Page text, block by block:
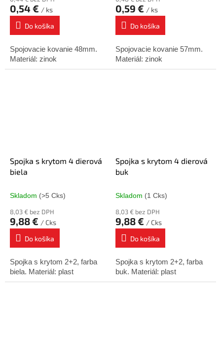
0,54 € / ks
Do košíka
Spojovacie kovanie 48mm.
Materiál: zinok
0,59 € / ks
Do košíka
Spojovacie kovanie 57mm.
Materiál: zinok
Spojka s krytom 4 dierová
biela
Skladom (>5 Cks)
8,03 € bez DPH
9,88 € / Cks
Do košíka
Spojka s krytom 2+2, farba
biela. Materiál: plast
Spojka s krytom 4 dierová
buk
Skladom (1 Cks)
8,03 € bez DPH
9,88 € / Cks
Do košíka
Spojka s krytom 2+2, farba
buk. Materiál: plast